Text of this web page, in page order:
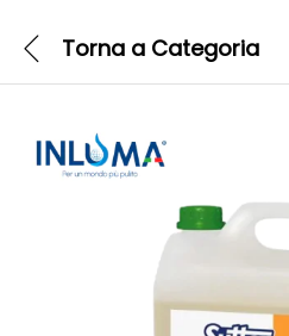
Torna a Categoria